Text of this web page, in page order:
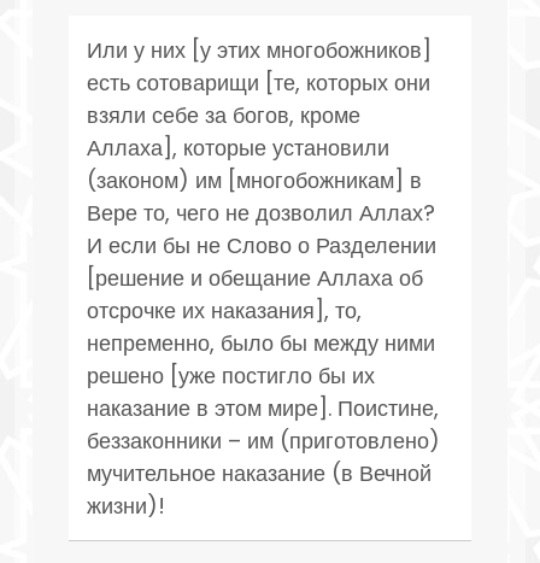
Или у них [у этих многобожников]
есть сотоварищи [те, которых они
взяли себе за богов, кроме
Аллаха], которые установили
(законом) им [многобожникам] в
Вере то, чего не дозволил Аллах?
И если бы не Слово о Разделении
[решение и обещание Аллаха об
отсрочке их наказания], то,
непременно, было бы между ними
решено [уже постигло бы их
наказание в этом мире]. Поистине,
беззаконники – им (приготовлено)
мучительное наказание (в Вечной
жизни)!